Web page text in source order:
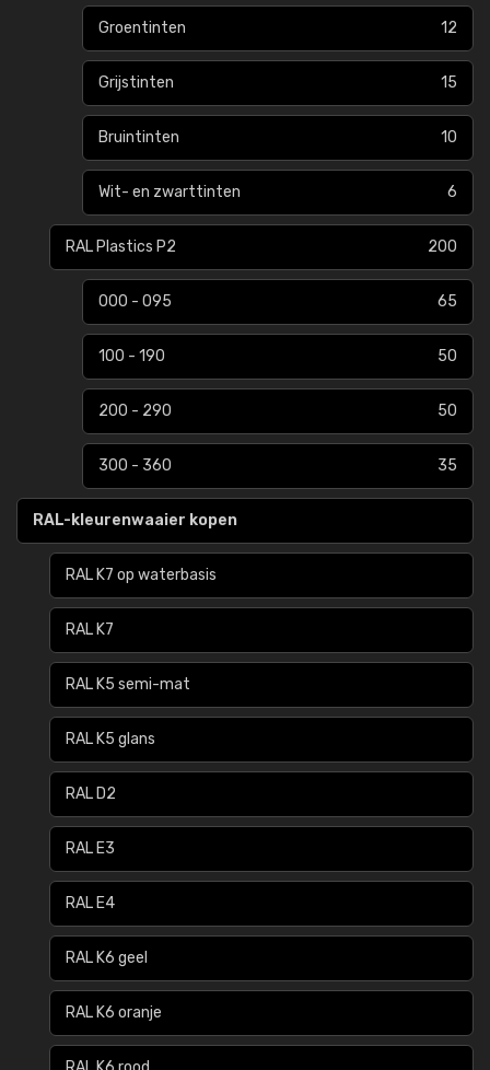
Groentinten 12
Grijstinten 15
Bruintinten 10
Wit- en zwarttinten 6
RAL Plastics P2 200
000 - 095 65
100 - 190 50
200 - 290 50
300 - 360 35
RAL-kleurenwaaier kopen
RAL K7 op waterbasis
RAL K7
RAL K5 semi-mat
RAL K5 glans
RAL D2
RAL E3
RAL E4
RAL K6 geel
RAL K6 oranje